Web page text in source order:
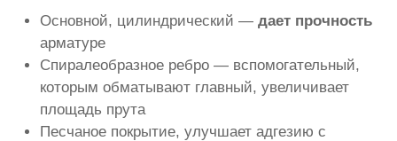
Основной, цилиндрический — дает прочность
арматуре
Спиралеобразное ребро — вспомогательный,
которым обматывают главный, увеличивает
площадь прута
Песчаное покрытие, улучшает адгезию с